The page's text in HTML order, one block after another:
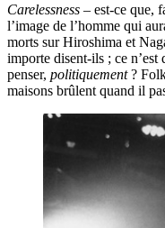
Carelessness – est-ce que,
l’image de l’homme qui
morts sur Hiroshima et
importe disent-ils ; ce n’est
penser, politiquement?
maisons brûlent quand il